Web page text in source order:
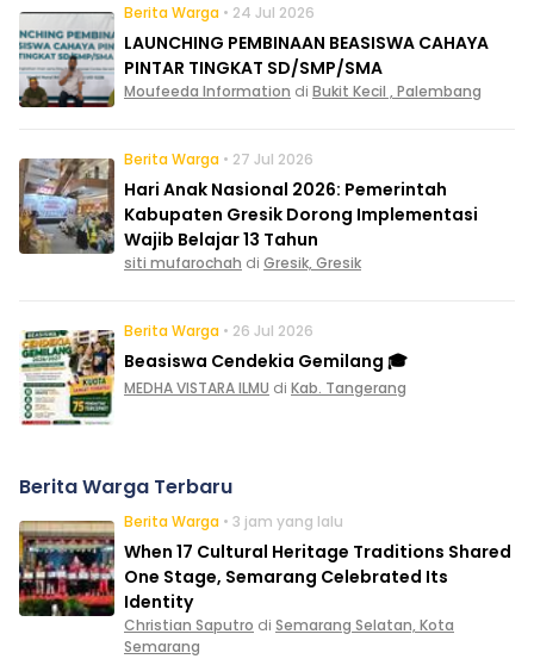
Berita Warga • 24 Jul 2026
LAUNCHING PEMBINAAN BEASISWA CAHAYA
PINTAR TINGKAT SD/SMP/SMA
Moufeeda Information di Bukit Kecil , Palembang
Berita Warga • 27 Jul 2026
Hari Anak Nasional 2026: Pemerintah
Kabupaten Gresik Dorong Implementasi
Wajib Belajar 13 Tahun
siti mufarochah di Gresik, Gresik
Berita Warga • 26 Jul 2026
Beasiswa Cendekia Gemilang 🎓
MEDHA VISTARA ILMU di Kab. Tangerang
Berita Warga Terbaru
Berita Warga • 3 jam yang lalu
When 17 Cultural Heritage Traditions Shared
One Stage, Semarang Celebrated Its
Identity
Christian Saputro di Semarang Selatan, Kota
Semarang